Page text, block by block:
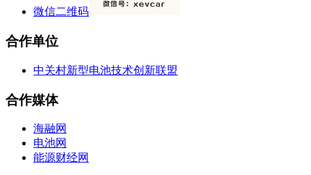
微信二维码
合作单位
中关村新型电池技术创新联盟
合作媒体
海融网
电池网
能源财经网